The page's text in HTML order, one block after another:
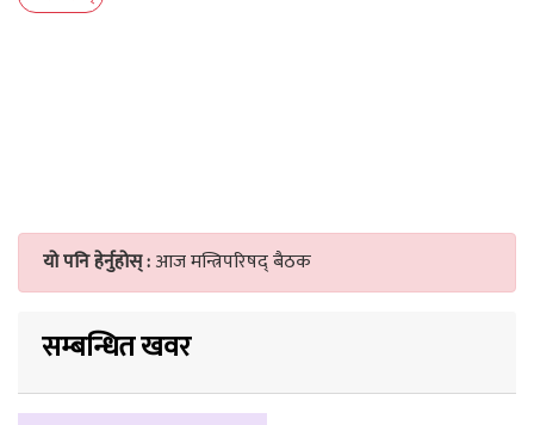
यो पनि हेर्नुहोस् :आज मन्त्रिपरिषद् बैठक
सम्बन्धित खवर